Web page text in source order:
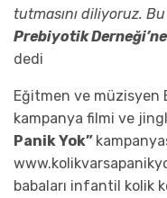
tutmasını diliyoruz.
Prebiyotik Derneği’ne
dedi
Eğitmen ve müzisyen
kampanya filmi ve
Panik Yok”
babaları infantil kolik